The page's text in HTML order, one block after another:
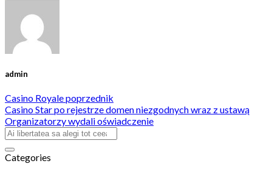
admin
Casino Royale poprzednik
Casino Star po rejestrze domen niezgodnych wraz z ustawą
Organizatorzy wydali oświadczenie
Categories